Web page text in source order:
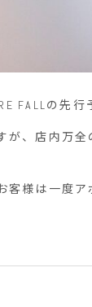
FALLの先
が、店内万
客様は一度